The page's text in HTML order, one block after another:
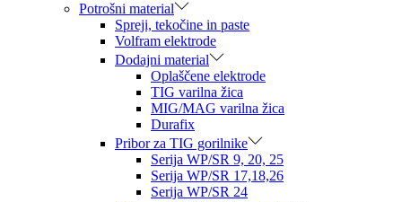
Potrošni material
Spreji, tekočine in paste
Volfram elektrode
Dodajni material
Oplaščene elektrode
TIG varilna žica
MIG/MAG varilna žica
Durafix
Pribor za TIG gorilnike
Serija WP/SR 9, 20, 25
Serija WP/SR 17,18,26
Serija WP/SR 24